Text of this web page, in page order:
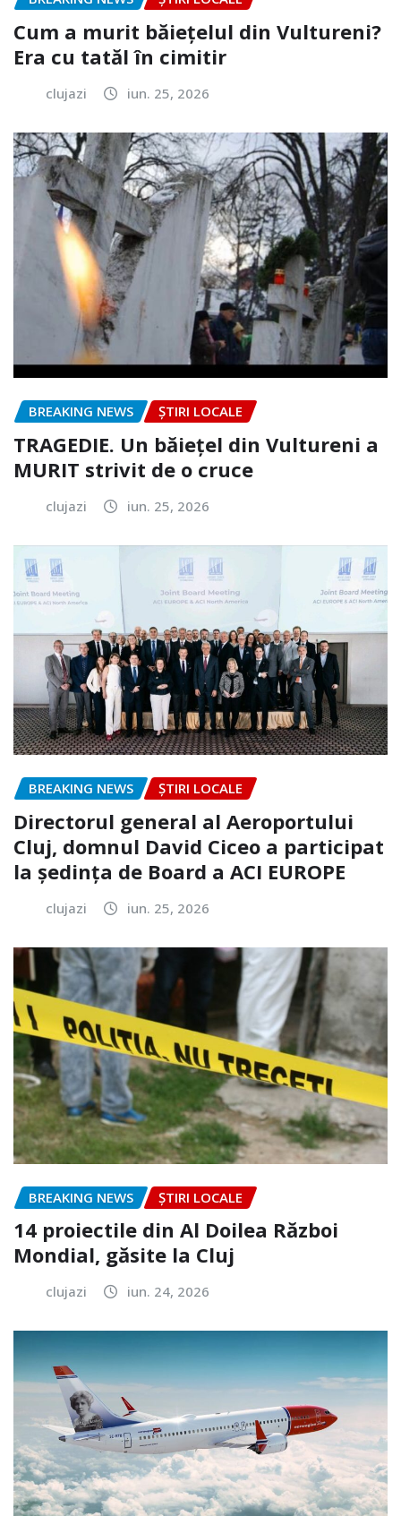
Cum a murit băiețelul din Vultureni?
Era cu tatăl în cimitir
clujazi iun. 25, 2026
BREAKING NEWS ȘTIRI LOCALE
TRAGEDIE. Un băiețel din Vultureni a
MURIT strivit de o cruce
clujazi iun. 25, 2026
BREAKING NEWS ȘTIRI LOCALE
Directorul general al Aeroportului
Cluj, domnul David Ciceo a participat
la ședința de Board a ACI EUROPE
clujazi iun. 25, 2026
BREAKING NEWS ȘTIRI LOCALE
14 proiectile din Al Doilea Război
Mondial, găsite la Cluj
clujazi iun. 24, 2026